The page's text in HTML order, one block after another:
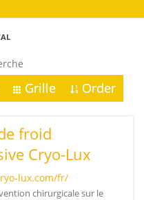
Grille Order
froid
Cryo-Lux
lux.com/fr/
chirurgicale sur le